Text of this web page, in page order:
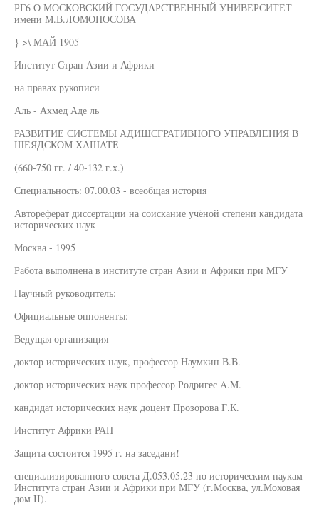
РГ6 О МОСКОВСКИЙ ГОСУДАРСТВЕННЫЙ УНИВЕРСИТЕТ
имени М.В.ЛОМОНОСОВА
} >\ МАЙ 1905
Институт Стран Азии и Африки
на правах рукописи
Аль - Ахмед Аде ль
РАЗВИТИЕ СИСТЕМЫ АДИШСГРАТИВНОГО УПРАВЛЕНИЯ В
ШЕЯДСКОМ ХАШАТЕ
(660-750 гг. / 40-132 г.х.)
Специальность: 07.00.03 - всеобщая история
Автореферат диссертации на соискание учёной степени кандидата
исторических наук
Москва - 1995
Работа выполнена в институте стран Азии и Африки при МГУ
Научный руководитель:
Официальные оппоненты:
Ведущая организация
доктор исторических наук, профессор Наумкин В.В.
доктор исторических наук профессор Родригес A.M.
кандидат исторических наук доцент Прозорова Г.К.
Институт Африки РАН
Защита состоится 1995 г. на заседани!
специализированного совета Д.053.05.23 по историческим наукам
Института стран Азии и Африки при МГУ (г.Москва, ул.Моховая
дом II).